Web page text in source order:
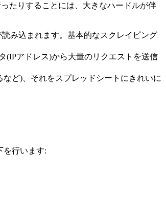
たりすることには、大きなハードルが伴
み込まれます。基本的なスクレイピング
(IPアドレス)から大量のリクエストを送信
ど)、それをスプレッドシートにきれいに
を行います: